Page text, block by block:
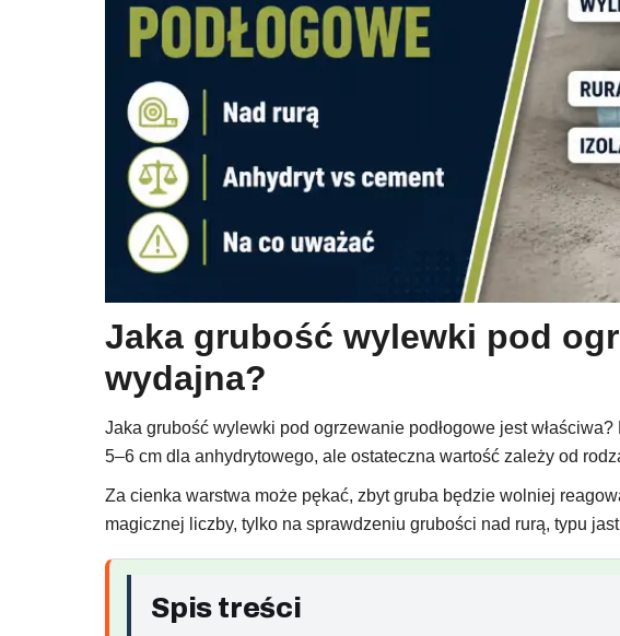
Jaka grubość wylewki pod
wydajna?
Jaka grubość wylewki pod ogrzewanie podłogowe jest
5–6 cm dla anhydrytowego, ale ostateczna wartość zależy od
Za cienka warstwa może pękać, zbyt gruba będzie wolniej
magicznej liczby, tylko na sprawdzeniu grubości nad rurą, typu
Spis treści